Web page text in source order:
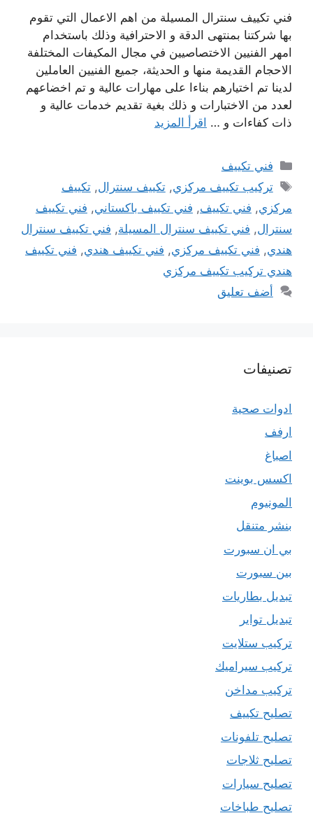
فني تكييف سنترال المسيلة من اهم الاعمال التي تقوم
بها شركتنا بمنتهى الدقة و الاحترافية وذلك باستخدام
امهر الفنيين الاختصاصيين في مجال المكيفات المختلفة
الاحجام القديمة منها و الحديثة، جميع الفنيين العاملين
لدينا تم اختيارهم بناءا على مهارات عالية و تم اخضاعهم
لعدد من الاختبارات و ذلك بغية تقديم خدمات عالية و
ذات كفاءات و … اقرأ المزيد
التصنيفات
فني تكييف
الوسوم
تركيب تكييف مركزي,تكييف سنترال,تكييف
مركزي, فني تكييف, فني تكييف باكستاني, فني تكييف
سنترال, فني تكييف سنترال المسيلة, فني تكييف سنترال
هندي, فني تكييف مركزي, فني تكييف هندي, فني تكييف
هندي تركيب تكييف مركزي
أضف تعليق
تصنيفات
ادوات صحية
ارفف
اصباغ
اكسس بوينت
المونيوم
بنشر متنقل
بي ان سبورت
بين سبورت
تبديل بطاريات
تبديل تواير
تركيب ستلايت
تركيب سيراميك
تركيب مداخن
تصليح تكييف
تصليح تلفونات
تصليح ثلاجات
تصليح سيارات
تصليح طباخات